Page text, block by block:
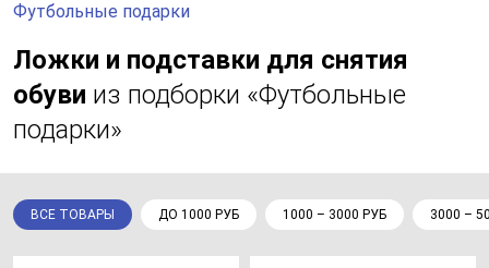
Футбольные подарки
Ложки и подставки для снятия
обуви из подборки «Футбольные
подарки»
ВСЕ ТОВАРЫ ДО 1000 РУБ 1000 – 3000 РУБ 3000 –